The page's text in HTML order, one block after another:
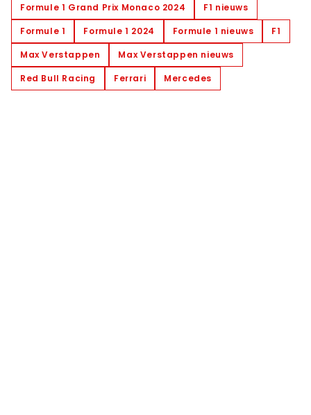
Formule 1 Grand Prix Monaco 2024
F1 nieuws
Formule 1
Formule 1 2024 Formule 1 nieuws
F1
Max Verstappen
Max Verstappen nieuws
Red Bull Racing
Ferrari Mercedes